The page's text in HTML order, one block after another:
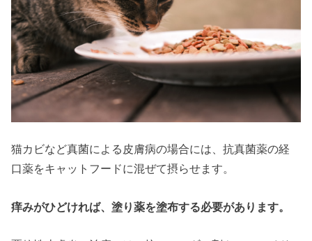
猫カビなど真菌による皮膚病の場合には、抗真菌薬の経
口薬をキャットフードに混ぜて摂らせます。
痒みがひどければ、塗り薬を塗布する必要があります。